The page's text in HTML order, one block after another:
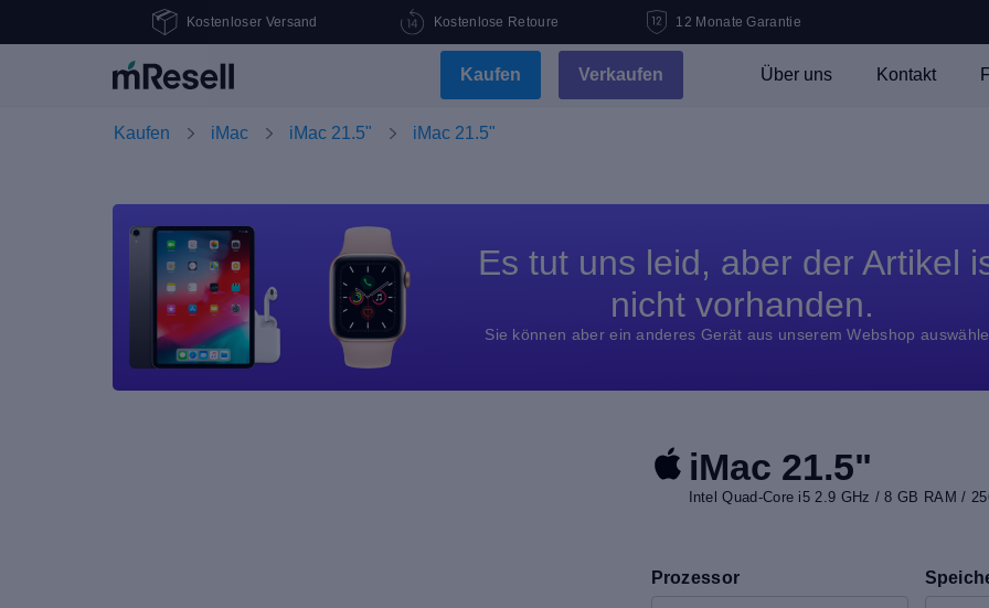
Kostenloser Versand Kostenlose Retoure 12 Monate Garantie
Kaufen Verkaufen Über uns Kontakt
Kaufen iMac iMac 21.5" iMac 21.5"
Es tut uns leid, aber der Artikel
nicht vorhanden.
Sie können aber ein anderes Gerät aus unserem Webshop
iMac 21.5"
Intel Quad-Core i5 2.9 GHz / 8 GB RAM /
Prozessor